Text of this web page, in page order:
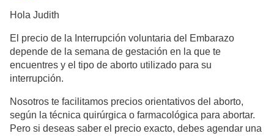
Hola Judith
El precio de la Interrupción voluntaria del Embarazo
depende de la semana de gestación en la que te
encuentres y el tipo de aborto utilizado para su
interrupción.
Nosotros te facilitamos precios orientativos del aborto,
según la técnica quirúrgica o farmacológica para abortar.
Pero si deseas saber el precio exacto, debes agendar una